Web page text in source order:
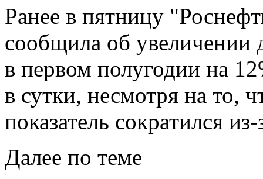
Ранее в пятницу
сообщила об увеличении
в первом полугодии на
в сутки, несмотря на то,
показатель сократился
Далее по теме